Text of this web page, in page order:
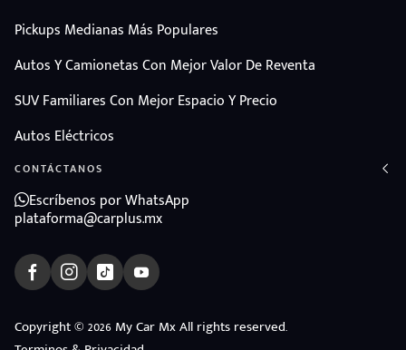
Pickups Medianas Más Populares
Autos Y Camionetas Con Mejor Valor De Reventa
SUV Familiares Con Mejor Espacio Y Precio
Autos Eléctricos
CONTÁCTANOS
Escríbenos por WhatsApp
plataforma@carplus.mx
Copyright © 2026 My Car Mx All rights reserved.